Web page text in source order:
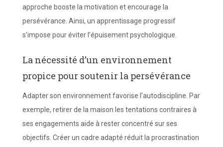
approche booste la motivation et encourage la
persévérance. Ainsi, un apprentissage progressif
s’impose pour éviter l’épuisement psychologique.
La nécessité d’un environnement
propice pour soutenir la persévérance
Adapter son environnement favorise l’autodiscipline. Par
exemple, retirer de la maison les tentations contraires à
ses engagements aide à rester concentré sur ses
objectifs. Créer un cadre adapté réduit la procrastination